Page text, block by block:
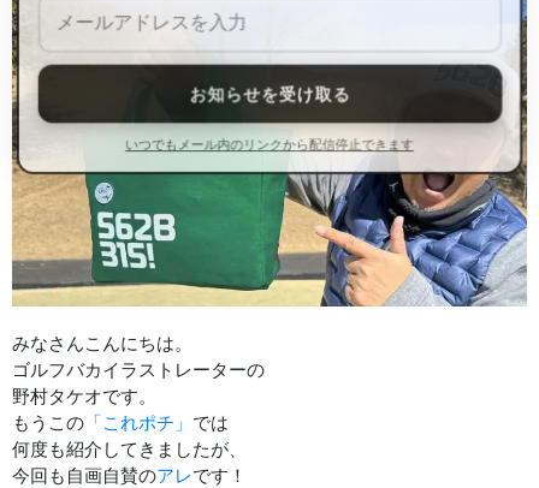
みなさんこんにちは。
ゴルフバカイラストレーターの
野村タケオです。
もうこの 「これポチ」 では
何度も紹介してきましたが、
今回も自画自賛のアレです！
お知らせを受け取る
いつでもメール内のリンクから配信停止できます